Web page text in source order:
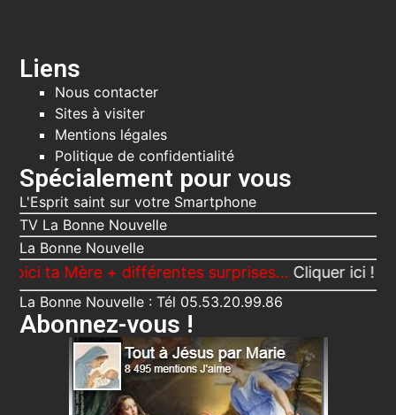
Liens
Nous contacter
Sites à visiter
Mentions légales
Politique de confidentialité
Spécialement pour vous
L'Esprit saint sur votre Smartphone
TV La Bonne Nouvelle
La Bonne Nouvelle
Mère + différentes surprises…Cliquer ici !
La Bonne Nouvelle : Tél 05.53.20.99.86
Abonnez-vous !